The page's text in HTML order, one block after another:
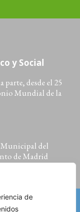
de
y Social
parte, desde el 25
Mundial de la
Municipal del
de Madrid